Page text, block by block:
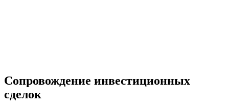
Сопровождение инвестиционных
сделок